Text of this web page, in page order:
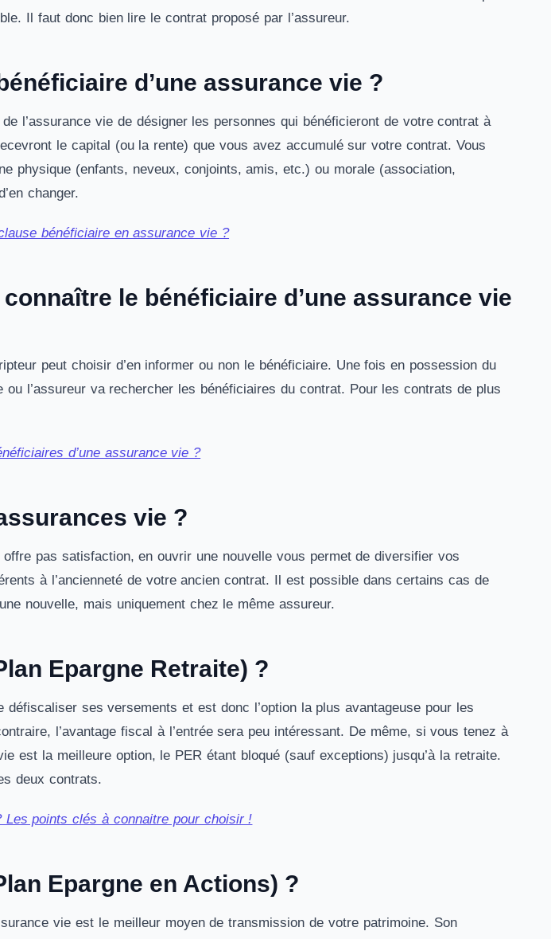
Il faut donc bien lire le contrat proposé par l’assureur.
d’une assurance vie ?
l’assurance vie de désigner les personnes qui bénéficieront de votre contrat à
le capital (ou la rente) que vous avez accumulé sur votre contrat. Vous
physique (enfants, neveux, conjoints, amis, etc.) ou morale (association,
changer.
bénéficiaire en assurance vie ?
le bénéficiaire d’une assurance vie
peut choisir d’en informer ou non le bénéficiaire. Une fois en possession du
l’assureur va rechercher les bénéficiaires du contrat. Pour les contrats de plus
d’une assurance vie ?
vie ?
pas satisfaction, en ouvrir une nouvelle vous permet de diversifier vos
à l’ancienneté de votre ancien contrat. Il est possible dans certains cas de
nouvelle, mais uniquement chez le même assureur.
Epargne Retraite) ?
ses versements et est donc l’option la plus avantageuse pour les
l’avantage fiscal à l’entrée sera peu intéressant. De même, si vous tenez à
est la meilleure option, le PER étant bloqué (sauf exceptions) jusqu’à la retraite.
deux contrats.
Les points clés à connaitre pour choisir !
Epargne en Actions) ?
vie est le meilleur moyen de transmission de votre patrimoine. Son